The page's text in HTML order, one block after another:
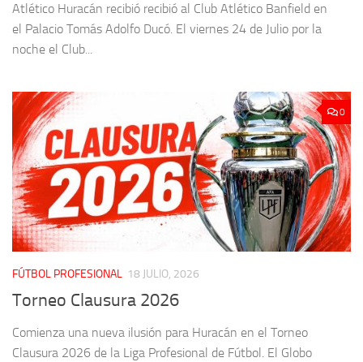
Atlético Huracán recibió recibió al Club Atlético Banfield en
el Palacio Tomás Adolfo Ducó. El viernes 24 de Julio por la
noche el Club...
0
FÚTBOL PROFESIONAL 18 JULIO, 2026
Torneo Clausura 2026
Comienza una nueva ilusión para Huracán en el Torneo
Clausura 2026 de la Liga Profesional de Fútbol. El Globo